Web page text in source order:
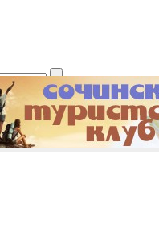
Забыли пароль?